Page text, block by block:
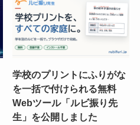
学校のプリントにふりがな
を一括で付けられる無料
Webツール「ルビ振り先
生」を公開しました